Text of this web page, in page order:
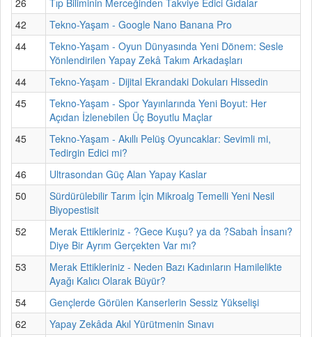
42
Tekno-Yaşam - Google Nano Banana Pro
44
Tekno-Yaşam - Oyun Dünyasında Yeni Dönem: Sesle
Yönlendirilen Yapay Zekâ Takım Arkadaşları
44
Tekno-Yaşam - Dijital Ekrandaki Dokuları Hissedin
45
Tekno-Yaşam - Spor Yayınlarında Yeni Boyut: Her
Açıdan İzlenebilen Üç Boyutlu Maçlar
45
Tekno-Yaşam - Akıllı Pelüş Oyuncaklar: Sevimli mi,
Tedirgin Edici mi?
46
Ultrasondan Güç Alan Yapay Kaslar
50
Sürdürülebilir Tarım İçin Mikroalg Temelli Yeni Nesil
Biyopestisit
52
Merak Ettikleriniz - ?Gece Kuşu? ya da ?Sabah İnsanı?
Diye Bir Ayrım Gerçekten Var mı?
53
Merak Ettikleriniz - Neden Bazı Kadınların Hamilelikte
Ayağı Kalıcı Olarak Büyür?
54
Gençlerde Görülen Kanserlerin Sessiz Yükselişi
62
Yapay Zekâda Akıl Yürütmenin Sınavı